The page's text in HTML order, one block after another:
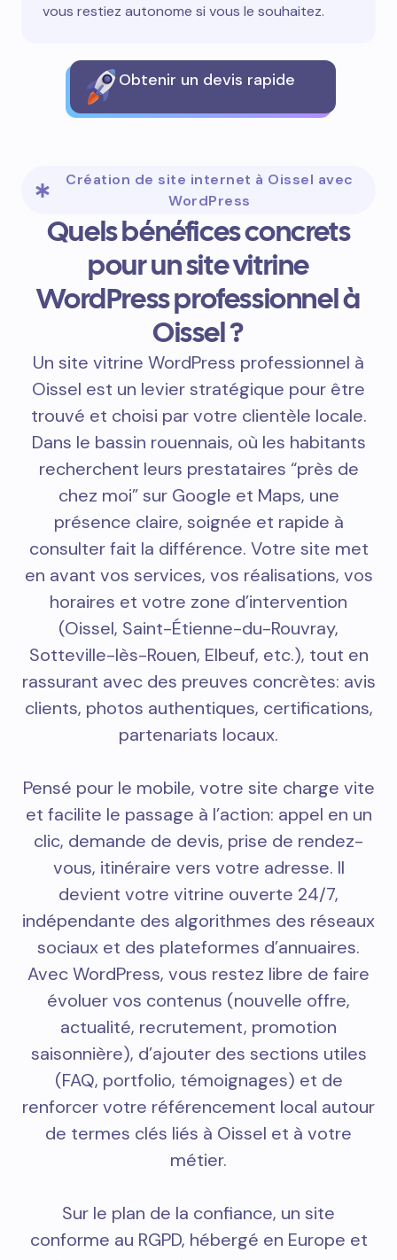
vous restiez autonome si vous le souhaitez.
Obtenir un devis rapide
Création de site internet à Oissel avec
WordPress
Quels bénéfices concrets
pour un site vitrine
WordPress professionnel à
Oissel ?
Un site vitrine WordPress professionnel à
Oissel est un levier stratégique pour être
trouvé et choisi par votre clientèle locale.
Dans le bassin rouennais, où les habitants
recherchent leurs prestataires “près de
chez moi” sur Google et Maps, une
présence claire, soignée et rapide à
consulter fait la différence. Votre site met
en avant vos services, vos réalisations, vos
horaires et votre zone d’intervention
(Oissel, Saint-Étienne-du-Rouvray,
Sotteville-lès-Rouen, Elbeuf, etc.), tout en
rassurant avec des preuves concrètes: avis
clients, photos authentiques, certifications,
partenariats locaux.
Pensé pour le mobile, votre site charge vite
et facilite le passage à l’action: appel en un
clic, demande de devis, prise de rendez-
vous, itinéraire vers votre adresse. Il
devient votre vitrine ouverte 24/7,
indépendante des algorithmes des réseaux
sociaux et des plateformes d’annuaires.
Avec WordPress, vous restez libre de faire
évoluer vos contenus (nouvelle offre,
actualité, recrutement, promotion
saisonnière), d’ajouter des sections utiles
(FAQ, portfolio, témoignages) et de
renforcer votre référencement local autour
de termes clés liés à Oissel et à votre
métier.
Sur le plan de la confiance, un site
conforme au RGPD, hébergé en Europe et